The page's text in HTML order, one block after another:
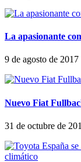
La apasionante
9 de agosto de 2017
Nuevo Fiat
31 de octubre de